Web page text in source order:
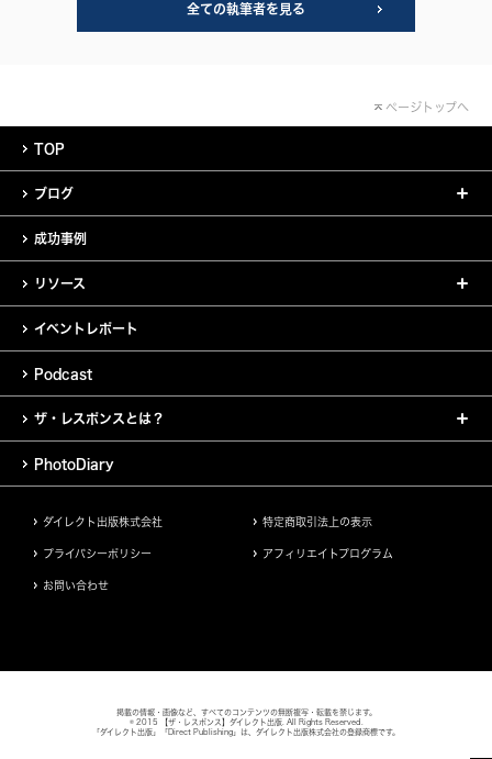
全ての執筆者を見る
ページトップへ
TOP
ブログ
成功事例
リソース
イベントレポート
Podcast
ザ・レスポンスとは？
PhotoDiary
ダイレクト出版株式会社 特定商取引法上の表示
プライバシーポリシー アフィリエイトプログラム
お問い合わせ
掲載の情報・画像など、すべてのコンテンツの無断複写・転載を禁じます。
© 2015 【ザ・レスポンス】ダイレクト出版. All Rights Reserved.
「ダイレクト出版」「Direct Publishing」は、ダイレクト出版株式会社の登録商標です。